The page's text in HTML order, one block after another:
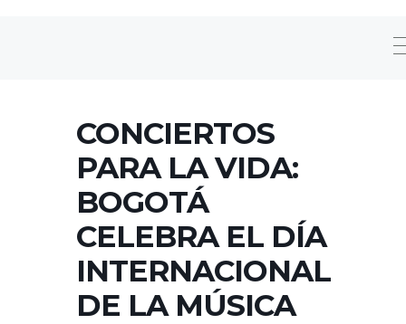
CONCIERTOS
PARA LA VIDA:
BOGOTÁ
CELEBRA EL DÍA
INTERNACIONAL
DE LA MÚSICA